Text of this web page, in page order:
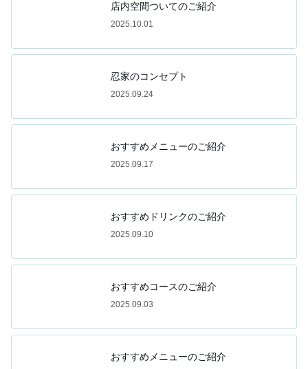
店内空間ついてのご紹介
2025.10.01
忍家のコンセプト
2025.09.24
おすすめメニューのご紹介
2025.09.17
おすすめドリンクのご紹介
2025.09.10
おすすめコースのご紹介
2025.09.03
おすすめメニューのご紹介